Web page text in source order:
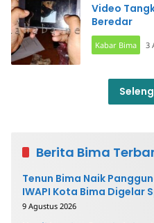
Video
Beredar
Kabar Bima 3
Berita Bima
Tenun Bima Naik
IWAPI Kota Bima Digelar
9 Agustus 2026